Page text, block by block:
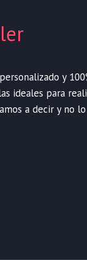
y
ideales para
a decir y no